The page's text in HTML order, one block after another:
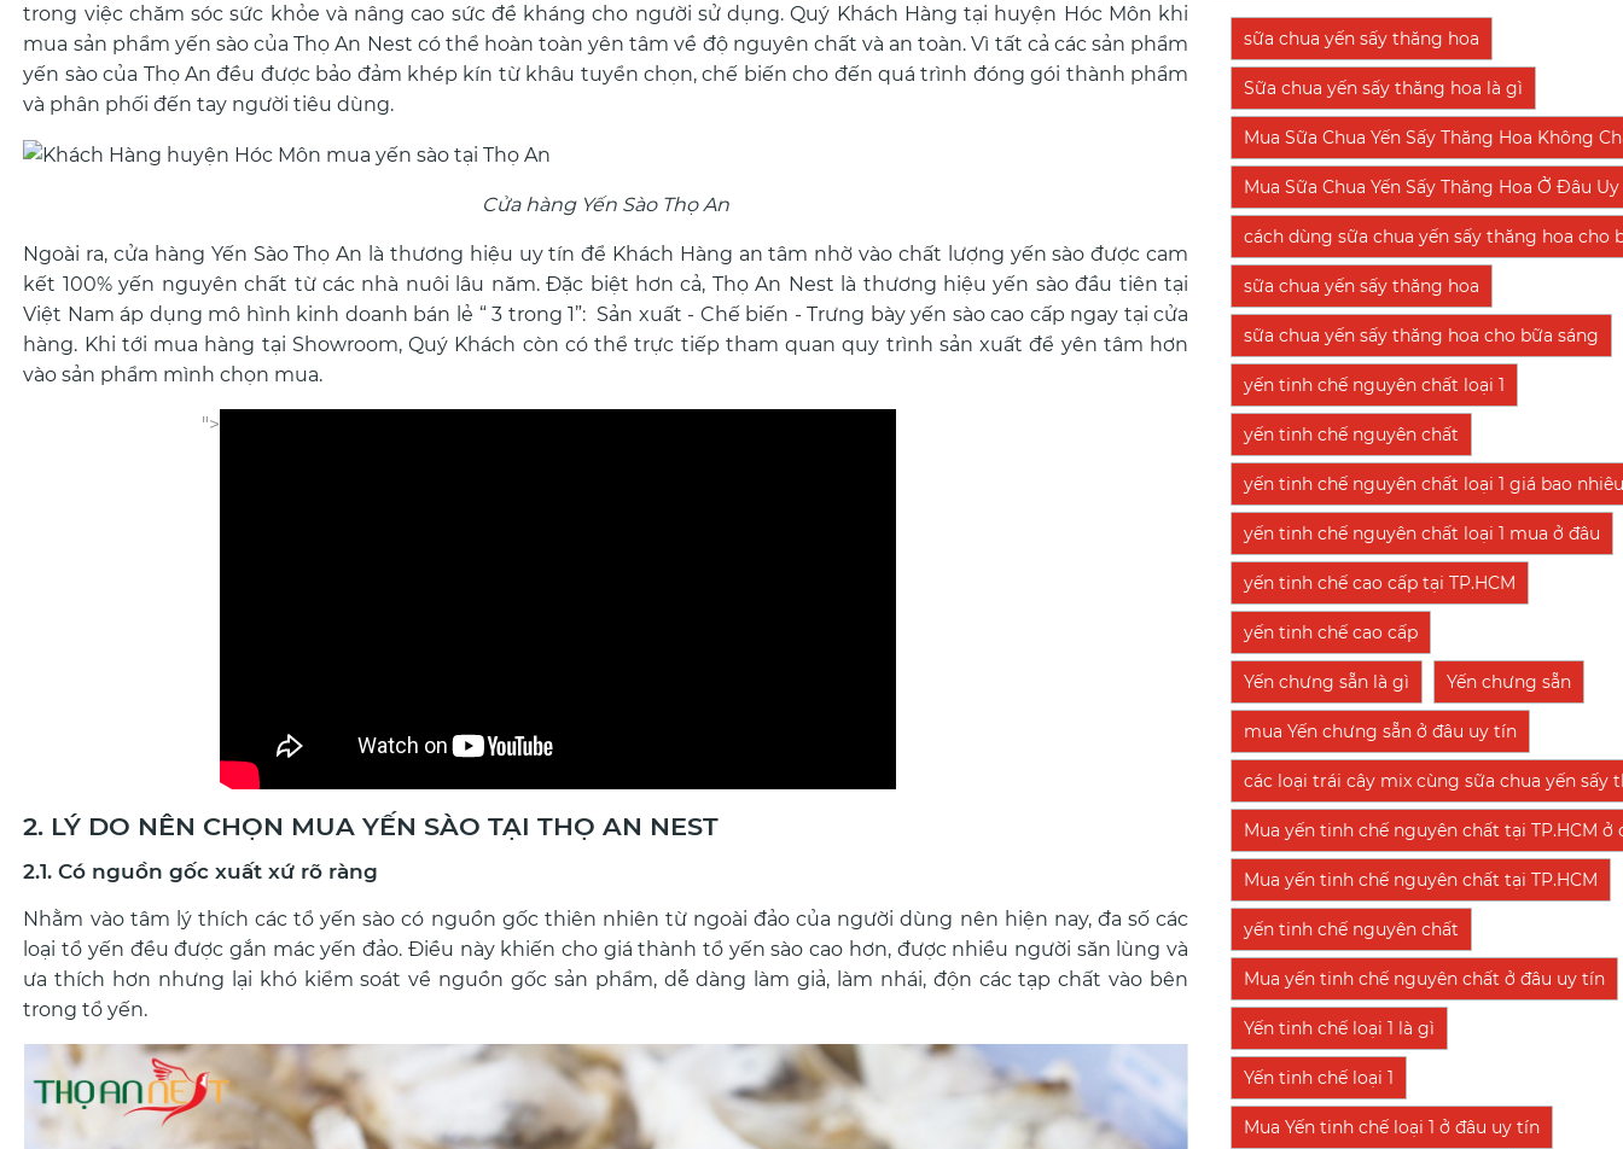
trong việc chăm sóc sức khỏe và nâng cao sức đề kháng cho người sử dụng. Quý Khách Hàng tại huyện Hóc Môn khi
mua sản phẩm yến sào của Thọ An Nest có thể hoàn toàn yên tâm về độ nguyên chất và an toàn. Vì tất cả các sản phẩm
yến sào của Thọ An đều được bảo đảm khép kín từ khâu tuyển chọn, chế biến cho đến quá trình đóng gói thành phẩm
và phân phối đến tay người tiêu dùng.
Cửa hàng Yến Sào Thọ An
Ngoài ra, cửa hàng Yến Sào Thọ An là thương hiệu uy tín để Khách Hàng an tâm nhờ vào chất lượng yến sào được cam
kết 100% yến nguyên chất từ các nhà nuôi lâu năm. Đặc biệt hơn cả, Thọ An Nest là thương hiệu yến sào đầu tiên tại
Việt Nam áp dụng mô hình kinh doanh bán lẻ “ 3 trong 1”: Sản xuất - Chế biến - Trưng bày yến sào cao cấp ngay tại cửa
hàng. Khi tới mua hàng tại Showroom, Quý Khách còn có thể trực tiếp tham quan quy trình sản xuất để yên tâm hơn
vào sản phẩm mình chọn mua.
">
2. LÝ DO NÊN CHỌN MUA YẾN SÀO TẠI THỌ AN NEST
2.1. Có nguồn gốc xuất xứ rõ ràng
Nhằm vào tâm lý thích các tổ yến sào có nguồn gốc thiên nhiên từ ngoài đảo của người dùng nên hiện nay, đa số các
loại tổ yến đều được gắn mác yến đảo. Điều này khiến cho giá thành tổ yến sào cao hơn, được nhiều người săn lùng và
ưa thích hơn nhưng lại khó kiểm soát về nguồn gốc sản phẩm, dễ dàng làm giả, làm nhái, độn các tạp chất vào bên
trong tổ yến.
sữa chua yến sấy thăng hoa
Sữa chua yến sấy thăng hoa là gì
Mua Sữa Chua Yến Sấy Thăng Hoa Không
Mua Sữa Chua Yến Sấy Thăng Hoa Ở Đâu Uy
cách dùng sữa chua yến sấy thăng hoa cho
sữa chua yến sấy thăng hoa
sữa chua yến sấy thăng hoa cho bữa sáng
yến tinh chế nguyên chất loại 1
yến tinh chế nguyên chất
yến tinh chế nguyên chất loại 1 giá bao nhiêu
yến tinh chế nguyên chất loại 1 mua ở đâu
yến tinh chế cao cấp tại TP.HCM
yến tinh chế cao cấp
Yến chưng sẵn là gì Yến chưng sẵn
mua Yến chưng sẵn ở đâu uy tín
các loại trái cây mix cùng sữa chua yến sấy
Mua yến tinh chế nguyên chất tại TP.HCM ở
Mua yến tinh chế nguyên chất tại TP.HCM
yến tinh chế nguyên chất
Mua yến tinh chế nguyên chất ở đâu uy tín
Yến tinh chế loại 1 là gì
Yến tinh chế loại 1
Mua Yến tinh chế loại 1 ở đâu uy tín